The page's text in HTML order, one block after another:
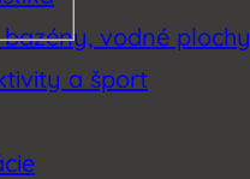
vodné plochy
a šport